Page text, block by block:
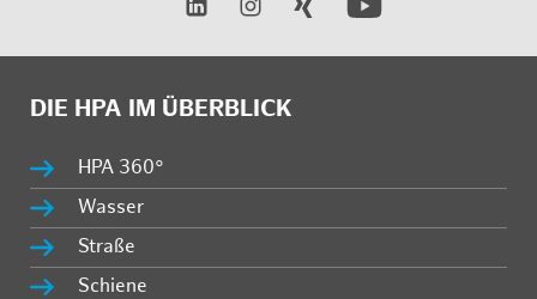
DIE HPA IM ÜBERBLICK
HPA 360°
Wasser
Straße
Schiene